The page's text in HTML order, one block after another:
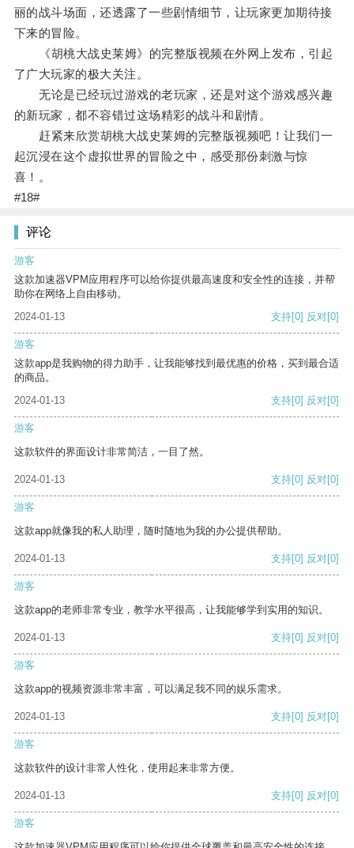
丽的战斗场面，还透露了一些剧情细节，让玩家更加期待接
下来的冒险。
《胡桃大战史莱姆》的完整版视频在外网上发布，引起
了广大玩家的极大关注。
无论是已经玩过游戏的老玩家，还是对这个游戏感兴趣
的新玩家，都不容错过这场精彩的战斗和剧情。
赶紧来欣赏胡桃大战史莱姆的完整版视频吧！让我们一
起沉浸在这个虚拟世界的冒险之中，感受那份刺激与惊
喜！。
#18#
评论
游客
这款加速器VPM应用程序可以给你提供最高速度和安全性的连接，并帮
助你在网络上自由移动。
2024-01-13
支持[0] 反对[0]
游客
这款app是我购物的得力助手，让我能够找到最优惠的价格，买到最合适
的商品。
2024-01-13
支持[0] 反对[0]
游客
这款软件的界面设计非常简洁，一目了然。
2024-01-13 支持[0] 反对[0]
游客
这款app就像我的私人助理，随时随地为我的办公提供帮助。
2024-01-13 支持[0] 反对[0]
游客
这款app的老师非常专业，教学水平很高，让我能够学到实用的知识。
2024-01-13 支持[0] 反对[0]
游客
这款app的视频资源非常丰富，可以满足我不同的娱乐需求。
2024-01-13 支持[0] 反对[0]
游客
这款软件的设计非常人性化，使用起来非常方便。
2024-01-13 支持[0] 反对[0]
游客